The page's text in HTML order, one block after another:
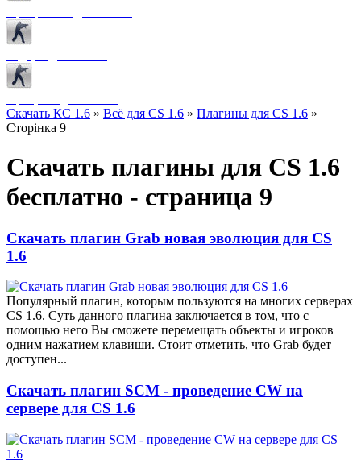
Скачать КС 1.6 » Всё для CS 1.6 » Плагины для CS 1.6 »
Сторінка 9
Скачать плагины для CS 1.6
бесплатно - страница 9
Скачать плагин Grab новая эволюция для CS
1.6
Популярный плагин, которым пользуются на многих серверах
CS 1.6. Суть данного плагина заключается в том, что с
помощью него Вы сможете перемещать объекты и игроков
одним нажатием клавиши. Стоит отметить, что Grab будет
доступен...
Скачать плагин SCM - проведение CW на
сервере для CS 1.6